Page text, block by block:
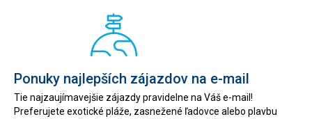
Ponuky najlepších zájazdov na e-mail
Tie najzaujímavejšie zájazdy pravidelne na Váš e-mail!
Preferujete exotické pláže, zasnežené ľadovce alebo plavbu